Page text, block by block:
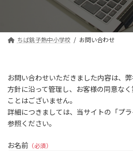
ちば銚子熱中小学校 お問い合わせ
お問い合わせいただきました内容は、
方針に沿って管理し、お客様の同意な
ことはございません。
詳細につきましては、当サイトの「プ
参照ください。
お名前 （必須）